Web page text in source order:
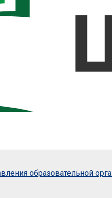
образовательной